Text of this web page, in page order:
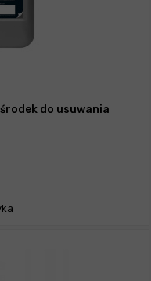
do usuwania